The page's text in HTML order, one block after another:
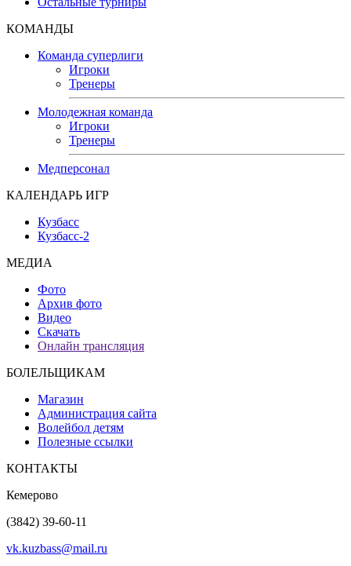
КОМАНДЫ
Команда суперлиги
Игроки
Тренеры
Молодежная команда
Игроки
Тренеры
Медперсонал
КАЛЕНДАРЬ ИГР
Кузбасс
Кузбасс-2
МЕДИА
Фото
Архив фото
Видео
Скачать
Онлайн трансляция
БОЛЕЛЬЩИКАМ
Магазин
Администрация сайта
Волейбол детям
Полезные ссылки
КОНТАКТЫ
Кемерово
(3842) 39-60-11
vk.kuzbass@mail.ru